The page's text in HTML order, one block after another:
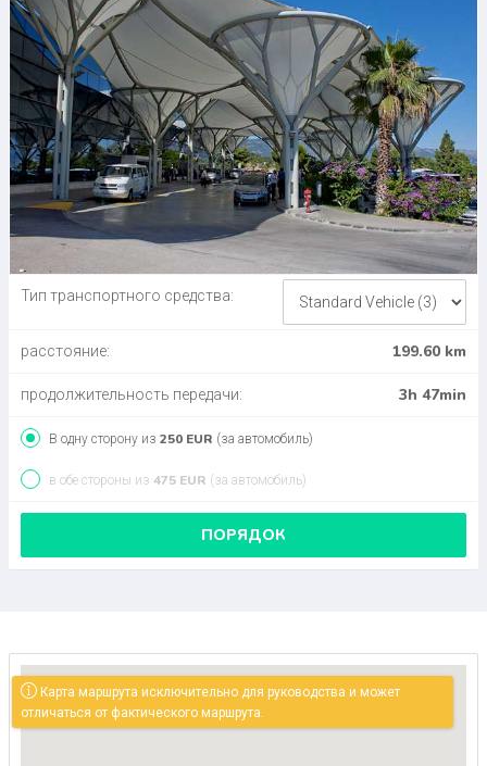
Тип транспортного средства:
расстояние: 199.60 km
продолжительность передачи: 3h 47min
В одну сторону из 250 EUR (за автомобиль)
в обе стороны из 475 EUR (за автомобиль)
ПОРЯДОК
Карта маршрута исключительно для руководства и может
отличаться от фактического маршрута.